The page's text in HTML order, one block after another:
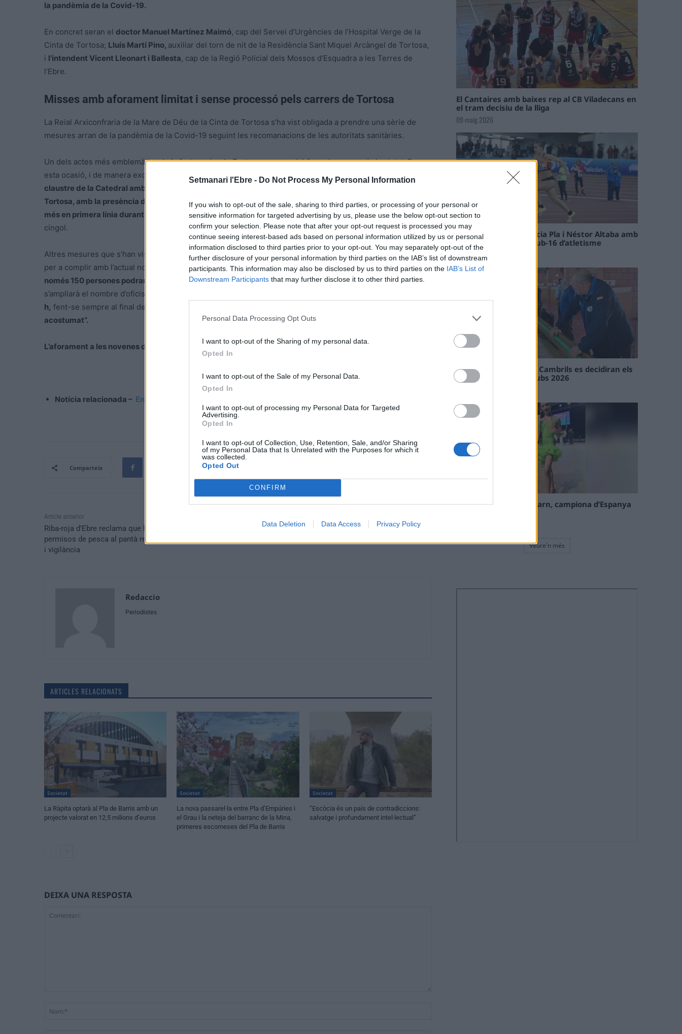
Setmanari l'Ebre - Do Not Process My Personal Information
If you wish to opt-out of the sale, sharing to third parties, or processing of your personal or
sensitive information for targeted advertising by us, please use the below opt-out section to
confirm your selection. Please note that after your opt-out request is processed you may
continue seeing interest-based ads based on personal information utilized by us or personal
information disclosed to third parties prior to your opt-out. You may separately opt-out of the
further disclosure of your personal information by third parties on the IAB’s list of downstream
participants. This information may also be disclosed by us to third parties on the IAB’s List of
Downstream Participants that may further disclose it to other third parties.
Personal Data Processing Opt Outs
I want to opt-out of the Sharing of my personal data.
Opted In
I want to opt-out of the Sale of my Personal Data.
Opted In
I want to opt-out of processing my Personal Data for Targeted
Advertising.
Opted In
I want to opt-out of Collection, Use, Retention, Sale, and/or Sharing
of my Personal Data that Is Unrelated with the Purposes for which it
was collected.
Opted Out
CONFIRM
Data Deletion Data Access Privacy Policy
la pandèmia de la Covid-19.
En concret seran el doctor Manuel Martínez Maimó, cap del Servei d’Urgències de l’Hospital Verge de la
Cinta de Tortosa; Lluís Martí Pino, auxiliar del torn de nit de la Residència Sant Miquel Arcàngel de Tortosa,
i l’intendent Vicent Lleonart i Ballesta, cap de la Regió Policial dels Mossos d’Esquadra a les Terres de
l’Ebre.
Misses amb aforament limitat i sense processó pels carrers de Tortosa
La Reial Arxiconfraria de la Mare de Déu de la Cinta de Tortosa s’ha vist obligada a prendre una sèrie de
mesures arran de la pandèmia de la Covid-19 seguint les recomanacions de les autoritats sanitàries.
Un dels actes més emblemàtics de la festa major de Tortosa no es podrà fer pels carrers de la ciutat. En
esta ocasió, i de manera excepcional,
la processó es farà després de la missa del migdia per l’interior i el
claustre de la Catedral amb un limitat grup de persones, sense la imatge de plata de la patrona de
Tortosa, amb la presència dels portadors de l’estendard que representaran els sectors que han actuat
més en primera línia durant la crisi del coronavirus, i processionant la Relíquia de la Cintaamb el sagrat
cíngol.
Altres mesures que s’han vist obligats a prendre són les relatives a l’aforament de les activitats religioses
per a complir amb l’actual normativa. Com explica Miquel Marro, secretari de l’Arxiconfraria de la Cinta,
només 150 persones podran accedir a les misses programades a l’interior de la Catedral.Per este motiu
s’ampliarà el nombre d’oficis durant el diumenge a l’Altar Major a les
h, fent-se sempre al final de l’ofici una
acostumat”.
L’aforament a les novenes durant tota la setmana també és limitarà el 30%.
Notícia relacionada – En un click tot el programa de les festes de la Cinta 2020
Comparteix
Article anterior
Riba-roja d’Ebre reclama que la recaptació pels
permisos de pesca al pantà reverteixi en manteniment
i vigilància
Viu l’estiu a l’Ebre • Tivissa, muntanyes d’història,
Redaccio
Periodistes
ARTICLES RELACIONATS
Societat
La Ràpita optarà al Pla de Barris amb un
projecte valorat en 12,5 milions d’euros
Societat
La nova passarel·la entre Pla d’Empúries i
el Grau i la neteja del barranc de la Mina,
primeres escomeses del Pla de Barris
Societat
“Escòcia és un país de contradiccions:
salvatge i profundament intel·lectual”
DEIXA UNA RESPOSTA
El Cantaires amb baixes rep al CB Viladecans en
el tram decisiu de la lliga
09 maig 2026
Paula Sintorres, Patrícia Pla i Néstor Altaba amb
la selecció catalana sub-16 d’atletisme
08 maig 2026
En les tirades de Flix i Cambrils es decidiran els
campions de l’Interclubs 2026
La tortosina Cinta Talarn, campiona d’Espanya
Veure'n més